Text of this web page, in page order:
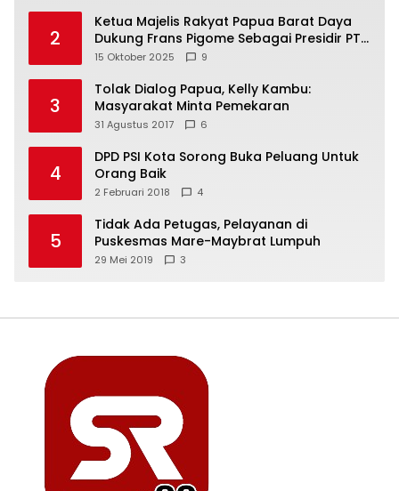
2
Ketua Majelis Rakyat Papua Barat Daya
Dukung Frans Pigome Sebagai Presidir PT
Freeport Indonesia
15 Oktober 2025 9
3
Tolak Dialog Papua, Kelly Kambu:
Masyarakat Minta Pemekaran
31 Agustus 2017 6
4
DPD PSI Kota Sorong Buka Peluang Untuk
Orang Baik
2 Februari 2018 4
5
Tidak Ada Petugas, Pelayanan di
Puskesmas Mare-Maybrat Lumpuh
29 Mei 2019 3